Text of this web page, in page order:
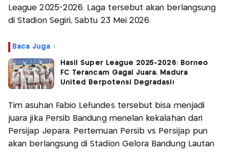
League 2025-2026. Laga tersebut akan berlangsung
di Stadion Segiri, Sabtu 23 Mei 2026.
Baca Juga :
Hasil Super League 2025-2026: Borneo
FC Terancam Gagal Juara, Madura
United Berpotensi Degradasi!
Tim asuhan Fabio Lefundes tersebut bisa menjadi
juara jika Persib Bandung menelan kekalahan dari
Persijap Jepara. Pertemuan Persib vs Persijap pun
akan berlangsung di Stadion Gelora Bandung Lautan